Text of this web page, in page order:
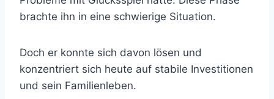
brachte ihn in eine schwierige Situation.
Doch er konnte sich davon lösen und
konzentriert sich heute auf stabile Investitionen
und sein Familienleben.